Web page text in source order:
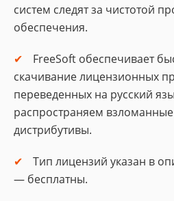
систем следят за чистотой
обеспечения.
FreeSoft обеспечивает
скачивание лицензионных
переведенных на русский
распространяем
дистрибутивы.
Тип лицензий указан в
— бесплатны.